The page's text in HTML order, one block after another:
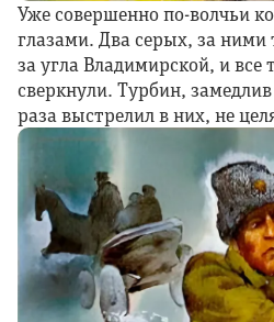
Уже совершенно по-волчьи
глазами. Два серых, за ними
за угла Владимирской, и все
сверкнули. Турбин,
раза выстрелил в них, не